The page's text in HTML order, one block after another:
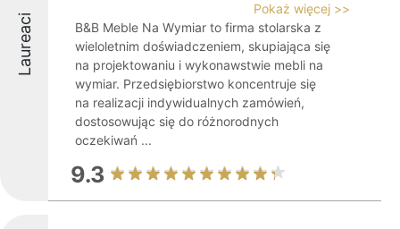
Laureaci
Pokaż więcej >>
B&B Meble Na Wymiar to firma stolarska z
wieloletnim doświadczeniem, skupiająca się
na projektowaniu i wykonawstwie mebli na
wymiar. Przedsiębiorstwo koncentruje się
na realizacji indywidualnych zamówień,
dostosowując się do różnorodnych
oczekiwań ...
9.3